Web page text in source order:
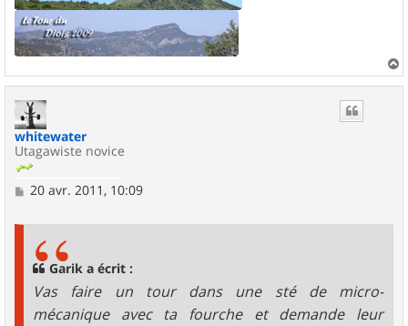
a
whitewater
Utagawiste novice
M
20 avr. 2011, 10:09
Garik a écrit :
Vas faire un tour dans une sté de micro-
mécanique avec ta fourche et demande leur